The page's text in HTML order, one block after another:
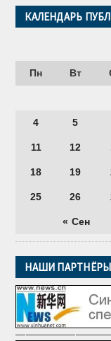
КАЛЕНДАРЬ
Пн Вт
« Сен
4 5
11 12
18 19
25 26
НАШИ ПАРТНЁРЫ